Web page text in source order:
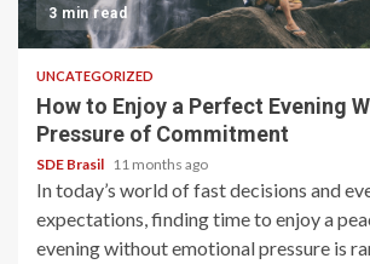
3 min read
UNCATEGORIZED
How to Enjoy a Perfect Evening
Pressure of Commitment
SDE Brasil 11 months ago
In today’s world of fast decisions and
expectations, finding time to enjoy a
evening without emotional pressure is